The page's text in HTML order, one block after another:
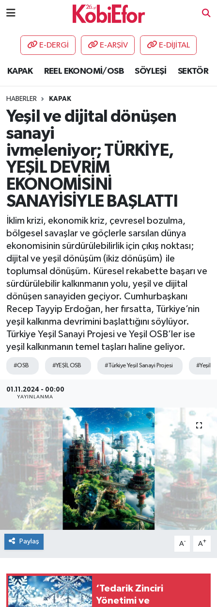
E-DERGİ E-ARŞİV E-DİJİTAL
KAPAK REEL EKONOMİ/OSB SÖYLEŞİ SEKTÖR
HABERLER KAPAK
Yeşil ve dijital dönüşen
sanayi
ivmeleniyor; TÜRKİYE,
YEŞİL DEVRİM
EKONOMİSİNİ
SANAYİSİYLE BAŞLATTI
İklim krizi, ekonomik kriz, çevresel bozulma,
bölgesel savaşlar ve göçlerle sarsılan dünya
ekonomisinin sürdürülebilirlik için çıkış noktası;
dijital ve yeşil dönüşüm (ikiz dönüşüm) ile
toplumsal dönüşüm. Küresel rekabette başarı ve
sürdürülebilir kalkınmanın yolu, yeşil ve dijital
dönüşen sanayiden geçiyor. Cumhurbaşkanı
Recep Tayyip Erdoğan, her fırsatta, Türkiye’nin
yeşil kalkınma devrimini başlattığını söylüyor.
Türkiye Yeşil Sanayi Projesi ve Yeşil OSB’ler ise
yeşil kalkınmanın temel taşları haline geliyor.
#OSB #YEŞİL OSB #Türkiye Yeşil Sanayi Projesi #Yeşil
01.11.2024 - 00:00
YAYINLANMA
Paylaş A- A+
‘Tedarik Zinciri
Yönetimi ve
AKADEMİ
DESTEK-TEŞVİK
ETKİNLİK
GÜNCEL
HABERLER
KAPAK
SEKTÖR
ŞİRKET PANO
SÖYLEŞİ
ÜLKE
YAŞAM